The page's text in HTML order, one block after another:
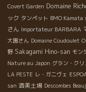
Covert Garden Domaine
ック タンペット BMO Kamata
さん Importateur BARBARA
大園さん Domaine Coudoulet
野 Sakagami Hino-san モン
Nature au Japon グラン・ク
LA PESTE レ・ガニヴェ
san 酒美土場 Descombes